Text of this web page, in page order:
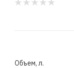
Объем, л.